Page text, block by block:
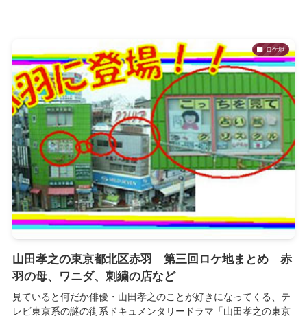
ロケ地
山田孝之の東京都北区赤羽 第三回ロケ地まとめ 赤
羽の母、ワニダ、刺繍の店など
見ていると何だか俳優・山田孝之のことが好きになってくる、テ
レビ東京系の謎の街系ドキュメンタリードラマ「山田孝之の東京